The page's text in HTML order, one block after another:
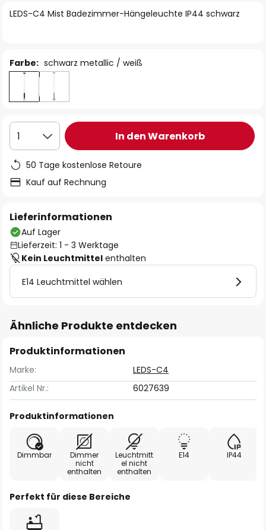
LEDS-C4 Mist Badezimmer-Hängeleuchte IP44 schwarz
Farbe: schwarz metallic / weiß
1 In den Warenkorb
50 Tage kostenlose Retoure
Kauf auf Rechnung
Lieferinformationen
Auf Lager
Lieferzeit: 1 - 3 Werktage
Kein Leuchtmittel enthalten
E14 Leuchtmittel wählen
Ähnliche Produkte entdecken
Produktinformationen
Marke:
LEDS-C4
Artikel Nr.:
6027639
Produktinformationen
Dimmbar
Dimmer
nicht
enthalten
Leuchtmitt
el nicht
enthalten
E14 IP44
Perfekt für diese Bereiche